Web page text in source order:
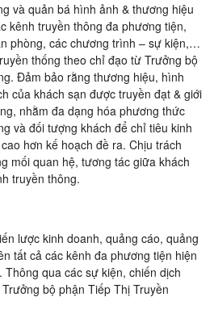
và quản bá hình ảnh & thương hiệu
kênh truyền thông đa phương tiện,
phòng, các chương trình – sự kiện,…
thống theo chỉ đạo từ Trưởng bộ
Đảm bảo rằng thương hiệu, hình
của khách sạn được truyền đạt & giới
nhằm đa dạng hóa phương thức
và đối tượng khách để chỉ tiêu kinh
hơn kế hoạch đề ra. Chịu trách
mối quan hệ, tương tác giữa khách
truyền thông.
lược kinh doanh, quảng cáo, quảng
tất cả các kênh đa phương tiện hiện
qua các sự kiện, chiến dịch
bộ phận Tiếp Thị Truyền